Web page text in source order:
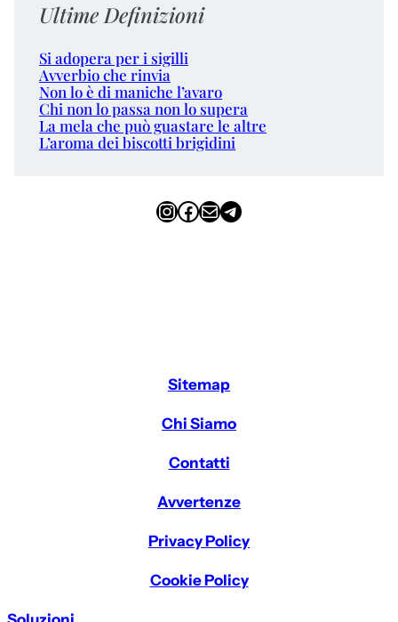
Ultime Definizioni
Si adopera per i sigilli
Avverbio che rinvia
Non lo è di maniche l’avaro
Chi non lo passa non lo supera
La mela che può guastare le altre
L’aroma dei biscotti brigidini
InstagramFacebook Email Telegram
Sitemap
Chi Siamo
Contatti
Avvertenze
Privacy Policy
Cookie Policy